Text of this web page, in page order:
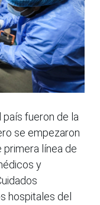
país fueron de la
se empezaron
primera línea de
y
hospitales del